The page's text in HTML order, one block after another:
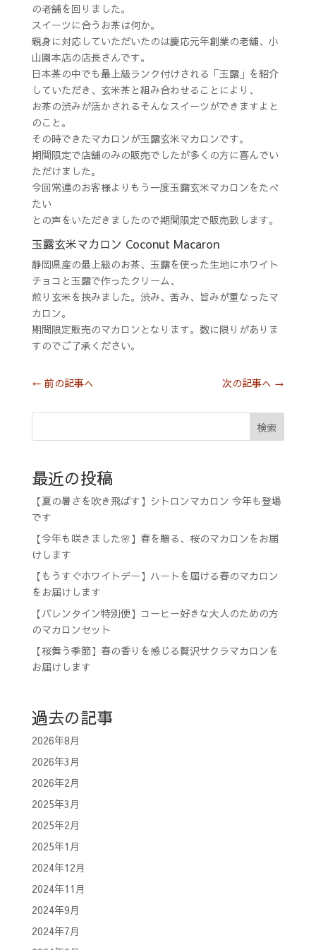
の老舗を回りました。
スイーツに合うお茶は何か。
親身に対応していただいたのは慶応元年創業の老舗、小
山園本店の店長さんです。
日本茶の中でも最上級ランク付けされる「玉露」を紹介
していただき、玄米茶と組み合わせることにより、
お茶の渋みが活かされるそんなスイーツができますよと
のこと。
その時できたマカロンが玉露玄米マカロンです。
期間限定で店舗のみの販売でしたが多くの方に喜んでい
ただけました。
今回常連のお客様よりもう一度玉露玄米マカロンをたべ
たい
との声をいただきましたので期間限定で販売致します。
玉露玄米マカロン Coconut Macaron
静岡県産の最上級のお茶、玉露を使った生地にホワイト
チョコと玉露で作ったクリーム、
煎り玄米を挟みました。渋み、苦み、旨みが重なったマ
カロン。
期間限定販売のマカロンとなります。数に限りがありま
すのでご了承ください。
← 前の記事へ 次の記事へ →
検索
最近の投稿
【夏の暑さを吹き飛ばす】シトロンマカロン 今年も登場
です
【今年も咲きました🌸】春を贈る、桜のマカロンをお届
けします
【もうすぐホワイトデー】ハートを届ける春のマカロン
をお届けします
【バレンタイン特別便】コーヒー好きな大人のための方
のマカロンセット
【桜舞う季節】春の香りを感じる贅沢サクラマカロンを
お届けします
過去の記事
2026年8月
2026年3月
2026年2月
2025年3月
2025年2月
2025年1月
2024年12月
2024年11月
2024年9月
2024年7月